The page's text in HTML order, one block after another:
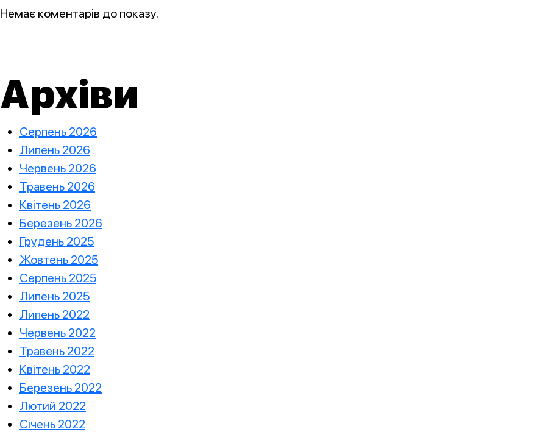
Немає коментарів до показу.
Архіви
Серпень 2026
Липень 2026
Червень 2026
Травень 2026
Квітень 2026
Березень 2026
Грудень 2025
Жовтень 2025
Серпень 2025
Липень 2025
Липень 2022
Червень 2022
Травень 2022
Квітень 2022
Березень 2022
Лютий 2022
Січень 2022